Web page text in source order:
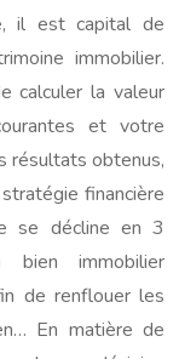
il est capital de
immobilier.
calculer la valeur
et votre
résultats obtenus,
financière
se décline en 3
bien immobilier
de renflouer les
En matière de